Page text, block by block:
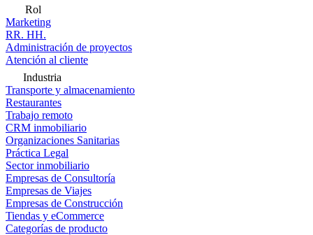
Rol
Marketing
RR. HH.
Administración de proyectos
Atención al cliente
Industria
Transporte y almacenamiento
Restaurantes
Trabajo remoto
CRM inmobiliario
Organizaciones Sanitarias
Práctica Legal
Sector inmobiliario
Empresas de Consultoría
Empresas de Viajes
Empresas de Construcción
Tiendas y eCommerce
Categorías de producto